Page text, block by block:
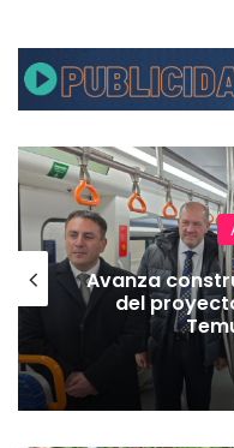
Avanza
del